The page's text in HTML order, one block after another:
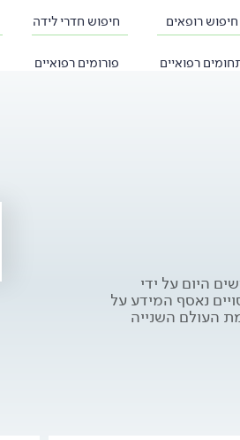
חיפוש רופאים חיפוש חדרי לידה
רפואיים פורומים רפואיים
היום על ידי
נאסף המידע על
העולם השנייה
אלו שתי
את זכויות,
קבלת הסבר.
טיפול או טיפול